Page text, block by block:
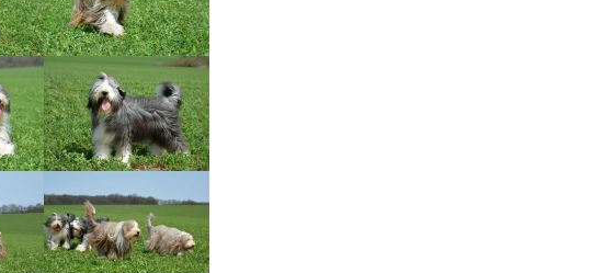
štěňátka „K“
štěňátka „J“
štěňátka „I“
štěňátka „G“